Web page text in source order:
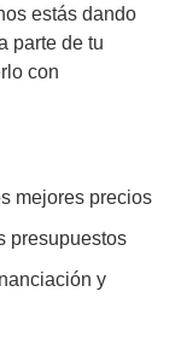
estás dando
parte de tu
con
mejores precios
presupuestos
y